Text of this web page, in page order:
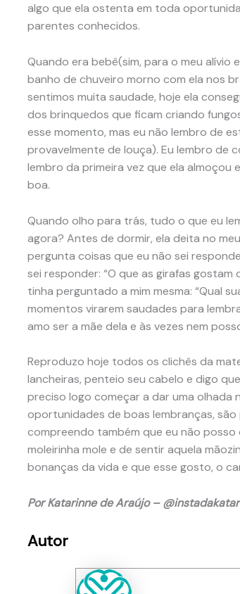
algo que ela ostenta em toda
parentes conhecidos.
Quando era bebê(sim, para o meu alívio
banho de chuveiro morno com ela nos
sentimos muita saudade, hoje ela
dos brinquedos que ficam criando
esse momento, mas eu não lembro de
provavelmente de louça). Eu lembro de
lembro da primeira vez que ela almoçou
boa.
Quando olho para trás, tudo o que eu
agora? Antes de dormir, ela deita no
pergunta coisas que eu não sei
sei responder: “O que as girafas gostam
tinha perguntado a mim mesma: “Qual
momentos virarem saudades para
amo ser a mãe dela e às vezes nem
Reproduzo hoje todos os clichês da
lancheiras, penteio seu cabelo e digo
preciso logo começar a dar uma olhada
oportunidades de boas lembranças, são
compreendo também que eu não
moleirinha mole e de sentir aquela
bonanças da vida e que esse gosto, o
Por Katarinne de Araújo –
Autor